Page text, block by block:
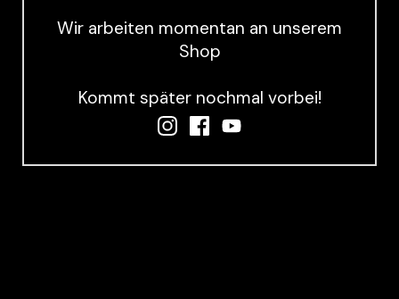
Wir arbeiten momentan an unserem
Shop
Kommt später nochmal vorbei!